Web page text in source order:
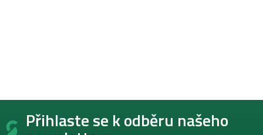
Z
Přihlaste se k odběru našeho